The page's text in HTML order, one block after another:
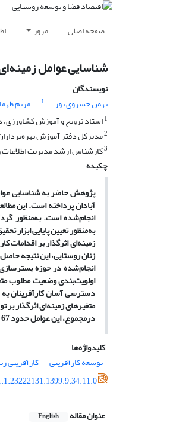
صفحه اصلی مرور
شناسایی عوامل
نویسندگان
بهمن خسروی پور
1 مریم
1استاد ترویج و آموزش کشاورزی،
2مدیرکل دفتر آموزش
3کارشناس ارشد مدیریت اطلاعات
چکیده
پژوهش حاضر به شناسایی
آبادان پرداخته است. این
انجام‌شده است.به‌منظور
زمینه‌ای اثرگذار بر
انجام‌شده در حوزه
اولویت‌بندی وضعیت مطلوب
دسترسی آسان کارآفرینان
متغیر‌های زمینه‌ای اثرگذار
درمجموع، این عوامل حدود 67 درصد از واریانس کل متغیر‌ها را تبیین می‌نمودند.
کلیدواژه‌ها
توسعه کارآفرینی
کارآفرینی
عنوان مقاله English